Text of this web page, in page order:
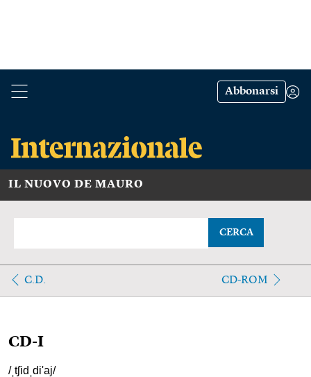
Abbonarsi
IL NUOVO DE MAURO
CERCA
C.D. CD-ROM
CD-I
/ˌtʃidˌdi'aj/